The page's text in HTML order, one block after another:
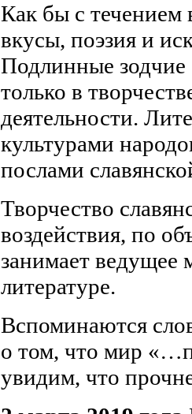
Как бы с течением
вкусы, поэзия и
Подлинные зодчие
только в
деятельности.
культурами
послами
Творчество
воздействия, по
занимает ведущее
литературе.
Вспоминаются
о том, что мир
увидим, что